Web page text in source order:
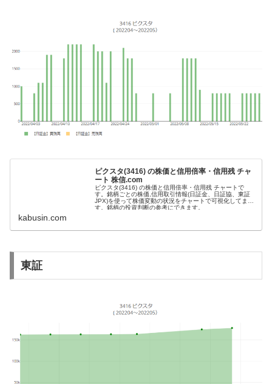
ピクスタ(3416) の株価と信用倍率・信用残 チャ
ート 株信.com
ピクスタ(3416) の株価と信用倍率・信用残 チャートで
す。銘柄ごとの株価,信用取引情報(日証金、日証協、東証
JPX)を使って株価変動の状況をチャートで可視化してま
す。銘柄の投資判断の参考にできます。
kabusin.com
東証